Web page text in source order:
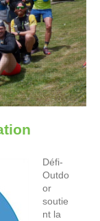
Défi-
Outdo
or
soutie
nt la